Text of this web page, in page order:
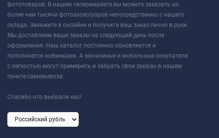
фототоваров. В нашем гипермаркете вы можете заказать из
более чем тысячи фотоаксессуаров непосредственно с нашего
склада. Закажите в онлайне и получите ваш заказ лично в руки.
Мы доставляем ваши заказы на следующий день после
оформления. Наш каталог постоянно обновляется и
пополняется новинками. А экономные и мобильные покупатели
с легкостью могут примерить и забрать свои заказы в нашем
пункте самовывоза.
Спасибо что выбрали нас!